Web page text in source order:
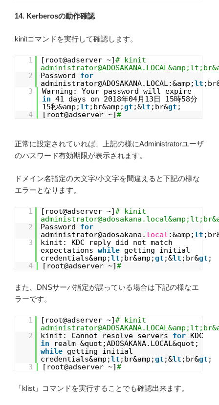
14. Kerberosの動作確認
kinitコマンドを実行して確認します。
1 [root@adserver ~]# kinit
2
Password for
administrator@ADOSAKANA.LOCAL:&amp;lt
3
Warning: Your password will expire
in 41 days on 2018年04月13日 15時58分
15秒&amp;lt ;br&amp;gt ;&lt ;br&gt ;
4
[root@adserver ~]#
正常に設定されていれば、上記の様にAdministratorユーザ
のパスワード有効期限が表示されます。
ドメイン名指定の大文字/小文字を間違えると下記の様な
エラーとなります。
1 [root@adserver ~]# kinit
2
Password for
administrator@adosakana. local :&amp;lt
3
kinit: KDC reply did not match
expectations while getting initial
credentials&amp;lt ;br&amp;gt ;&lt ;br&gt ;
4
[root@adserver ~]#
また、DNSサーバ指定が誤っている場合は下記の様なエ
ラーです。
1 [root@adserver ~]# kinit
2
kinit: Cannot resolve servers for KDC
in
realm &quot;ADOSAKANA.LOCAL&quot;
while getting initial
credentials&amp;lt ;br&amp;gt ;&lt ;br&gt ;
3
[root@adserver ~]#
「klist」コマンドを実行することでも確認出来ます。